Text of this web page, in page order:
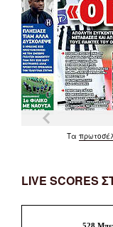
Τα
LIVE SCORES